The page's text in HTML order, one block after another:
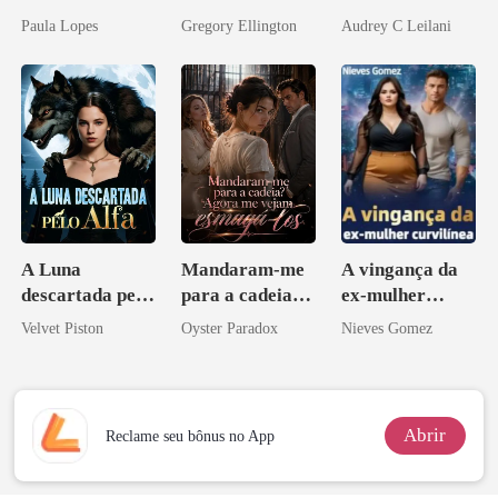
Paula Lopes
meu chefe
Gregory Ellington
Magnata
Audrey C Leilani
A Luna
descartada pelo
Alfa
Velvet Piston
Mandaram-me
para a cadeia?
Agora me
Oyster Paradox
A vingança da
ex-mulher
curvilínea
Nieves Gomez
Reclame seu bônus no App Abrir